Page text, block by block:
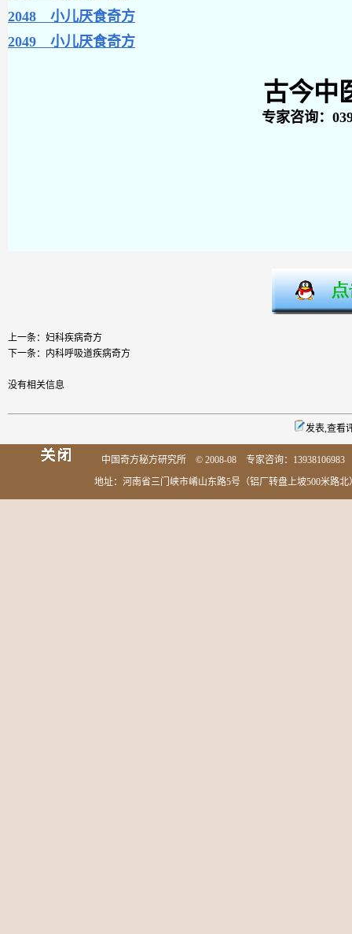
2048 小儿厌食奇方
2049 小儿厌食奇方
古今中
专家咨询：
上一条： 妇科疾病奇方
下一条： 内科呼吸道疾病奇方
没有相关信息
发表,查看
中国奇方秘方研究所 © 2008-08 专家咨询：13938106983
地址：河南省三门峡市崤山东路5号（铝厂转盘上坡500米路